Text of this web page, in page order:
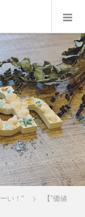
い！"
【”価値